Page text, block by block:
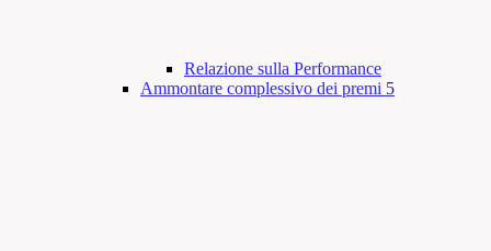
Relazione sulla Performance
Ammontare complessivo dei premi 5